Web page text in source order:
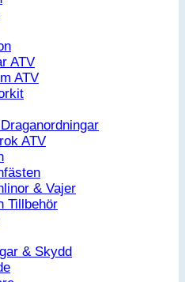
ATV
ATV
ATV
& Vajer
Tillbehör
& Skydd